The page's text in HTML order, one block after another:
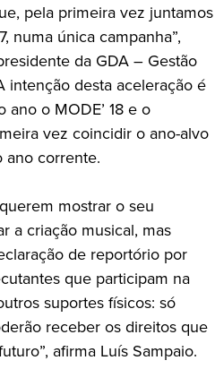
pela primeira vez juntamos
numa única campanha”,
da GDA – Gestão
intenção desta aceleração é
o MODE’ 18 e o
vez coincidir o ano-alvo
ano corrente.
mostrar o seu
a criação musical, mas
de reportório por
que participam na
suportes físicos: só
receber os direitos que
afirma Luís Sampaio.